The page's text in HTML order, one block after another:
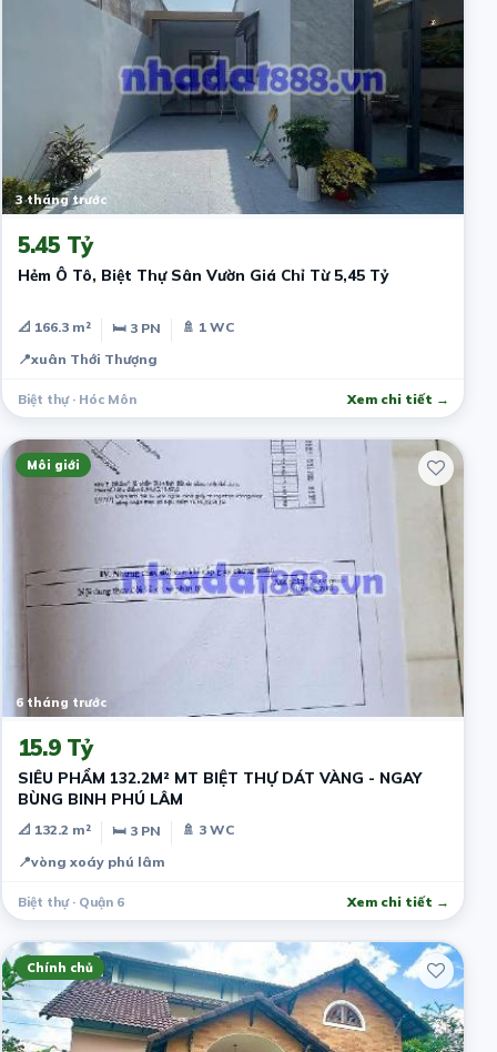
3 tháng trước
5.45 Tỷ
Hẻm Ô Tô, Biệt Thự Sân Vườn Giá Chỉ Từ 5,45 Tỷ
📐 166.3 m² 🛏 3 PN
🚿 1 WC
📍xuân Thới Thượng
Biệt thự · Hóc Môn Xem chi tiết →
Môi giới
6 tháng trước
15.9 Tỷ
SIÊU PHẨM 132.2M² MT BIỆT THỰ DÁT VÀNG - NGAY
BÙNG BINH PHÚ LÂM
📐 132.2 m² 🛏 3 PN
🚿 3 WC
📍vòng xoáy phú lâm
Biệt thự · Quận 6 Xem chi tiết →
Chính chủ